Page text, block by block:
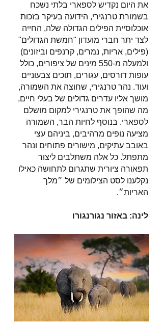
את היום נקדיש לספארי בלתי נשכח
בשמורת טרנגירי, הידועה בעיקר בזכות
אוכלוסיית הפילים הגדולה שלה, החייה
לצד יתר חברי מועדון "חמשת הגדולים"
(פילים, אריות, נמרים, קרנפים וביזונים)
ולמעלה מ-550 מינים של ציפורים, כולל
עופות דורסים, עגורים, תוכים צבעוניים
ועוד. נהר טרנגירי, שחוצה את השמורה,
מושך אליו עדרים גדולים של בעלי חיים,
מה שהופך את טרנגירי למקום מושלם
לספארי. בנוסף לחיות הבר, השמורה
מציעה נופים מרהיבים, ביניהם עצי
באובב עתיקים, מישורים פתוחים ונהר
מתפתל. כל אלה משתלבים ליצור
תפאורה ציורית שתגרום לתחושה כאילו
נקלענו לסט הצילומים של ״מלך
האריות״.
לינה: באזור נגורנגורו